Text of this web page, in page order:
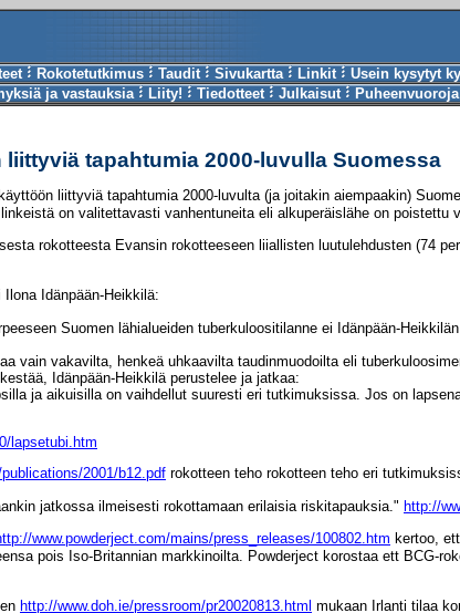
Rokotetutkimus Taudit Sivukartta Linkit
Usein kysytyt
ja vastauksia Liity! Tiedotteet Julkaisut Puheenvuoroja
tapahtumia 2000-luvulla Suomessa
liittyviä tapahtumia 2000-luvulta (ja joitakin aiempaakin)
linkeistä on valitettavasti vanhentuneita eli alkuperäislähe on poistettu
rokotteesta Evansin rokotteeseen liiallisten luutulehdusten (74
Idänpään-Heikkilä:
Suomen lähialueiden tuberkuloositilanne ei Idänpään-
vain vakavilta, henkeä uhkaavilta taudinmuodoilta eli
Idänpään-Heikkilä perustelee ja jatkaa:
ja aikuisilla on vaihdellut suuresti eri tutkimuksissa. Jos on
lapsetubi.htm
2001/b12.pdf rokotteen teho rokotteen teho eri
jatkossa ilmeisesti rokottamaan erilaisia riskitapauksia." http://
www.powderject.com/mains/press_releases/100802.htm kertoo,
pois Iso-Britannian markkinoilta. Powderject korostaa ett BCG-
http://www.doh.ie/pressroom/pr20020813.html mukaan Irlanti tilaa